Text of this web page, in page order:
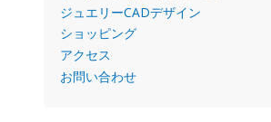
ジュエリーCADデザイン
ショッピング
アクセス
お問い合わせ